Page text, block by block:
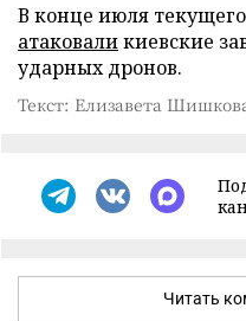
В конце июля
атаковаликиевские
ударных дронов.
Текст: Елизавета
Читать